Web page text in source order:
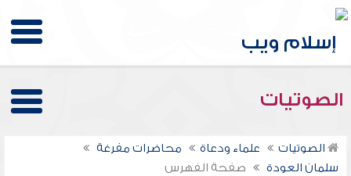
الصوتيات
الصوتيات علماء ودعاة
محاضرات مفرغة
سلمان العودة
صفحة الفهرس